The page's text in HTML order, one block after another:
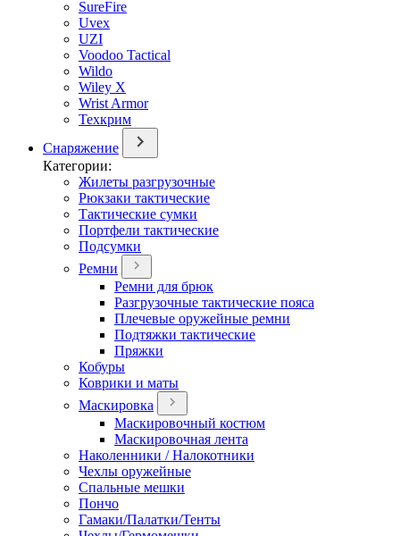
SureFire
Uvex
UZI
Voodoo Tactical
Wildo
Wiley X
Wrist Armor
Техкрим
Снаряжение
Категории:
Жилеты разгрузочные
Рюкзаки тактические
Тактические сумки
Портфели тактические
Подсумки
Ремни
Ремни для брюк
Разгрузочные тактические пояса
Плечевые оружейные ремни
Подтяжки тактические
Пряжки
Кобуры
Коврики и маты
Маскировка
Маскировочный костюм
Маскировочная лента
Наколенники / Налокотники
Чехлы оружейные
Спальные мешки
Пончо
Гамаки/Палатки/Тенты